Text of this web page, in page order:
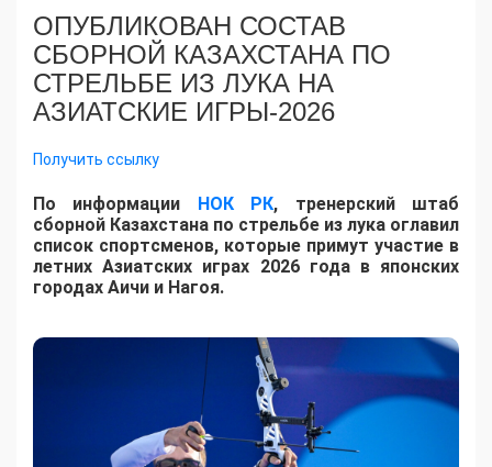
ОПУБЛИКОВАН СОСТАВ
СБОРНОЙ КАЗАХСТАНА ПО
СТРЕЛЬБЕ ИЗ ЛУКА НА
АЗИАТСКИЕ ИГРЫ-2026
Получить ссылку
По информации НОК РК, тренерский штаб
сборной Казахстана по стрельбе из лука оглавил
список спортсменов, которые примут участие в
летних Азиатских играх 2026 года в японских
городах Аичи и Нагоя.